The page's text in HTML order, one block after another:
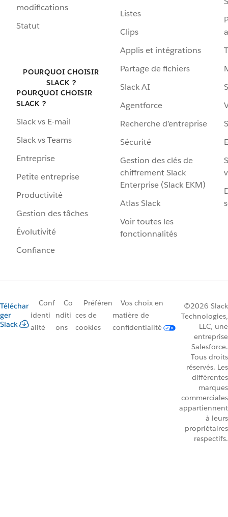
modifications
Statut
POURQUOI CHOISIR
SLACK ?
POURQUOI CHOISIR
SLACK ?
Slack vs E-mail
Slack vs Teams
Entreprise
Petite entreprise
Productivité
Gestion des tâches
Évolutivité
Confiance
Listes
Clips
Applis et intégrations
Partage de fichiers
Slack AI
Agentforce
Recherche d’entreprise
Sécurité
Gestion des clés de
chiffrement Slack
Enterprise (Slack EKM)
Atlas Slack
Voir toutes les
fonctionnalités
Téléchar
ger
Slack
Conf
identi
alité
Co
nditi
ons
Préféren
ces de
cookies
Vos choix en
matière de
confidentialité
©2026 Slack
Technologies,
LLC, une
entreprise
Salesforce.
Tous droits
réservés. Les
différentes
marques
commerciales
appartiennent
à leurs
propriétaires
respectifs.